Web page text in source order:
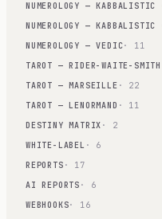
NUMEROLOGY — KABBALISTIC
NUMEROLOGY — KABBALISTIC
NUMEROLOGY — VEDIC· 11
TAROT — RIDER-WAITE-SMITH
TAROT — MARSEILLE · 22
TAROT — LENORMAND · 11
DESTINY MATRIX · 2
WHITE-LABEL · 6
REPORTS · 17
AI REPORTS · 6
WEBHOOKS· 16